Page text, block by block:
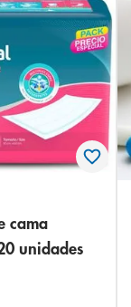
cama
unidades